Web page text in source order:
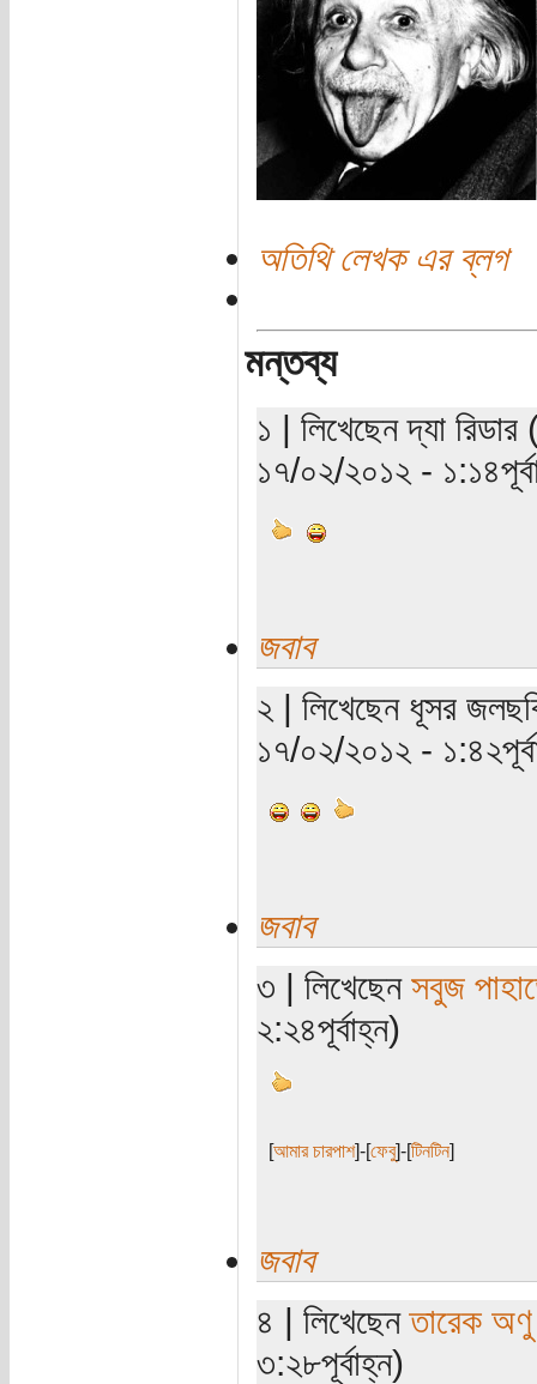
অতিথি লেখক এর ব্লগ
মন্তব্য
১ | লিখেছেন দ্যা
১৭/০২/২০১২ -
জবাব
২ | লিখেছেন ধূসর
১৭/০২/২০১২ -
জবাব
৩ | লিখেছেন সবুজ
২:২৪পূর্বাহ্ন)
[আমার চারপাশ]-[ফেবু]-[টিনটিন]
জবাব
৪ | লিখেছেনতারেক অণু
৩:২৮পূর্বাহ্ন)